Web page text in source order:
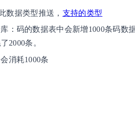
数据类型推送， 支持的类型
：码的数据表中会新增1000条码数
2000条。
消耗1000条